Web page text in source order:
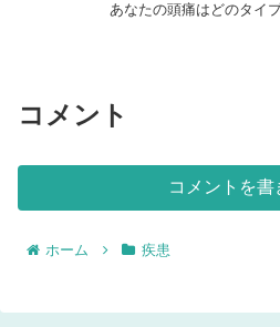
あなたの頭痛はどのタイ
コメント
コメントを書
ホーム 疾患